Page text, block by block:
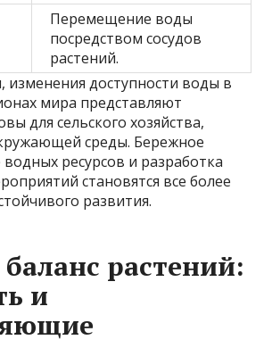
Перемещение воды
посредством сосудов
растений.
изменения доступности воды в
мира представляют
для сельского хозяйства,
среды. Бережное
ресурсов и разработка
становятся все более
развития.
растений:
и